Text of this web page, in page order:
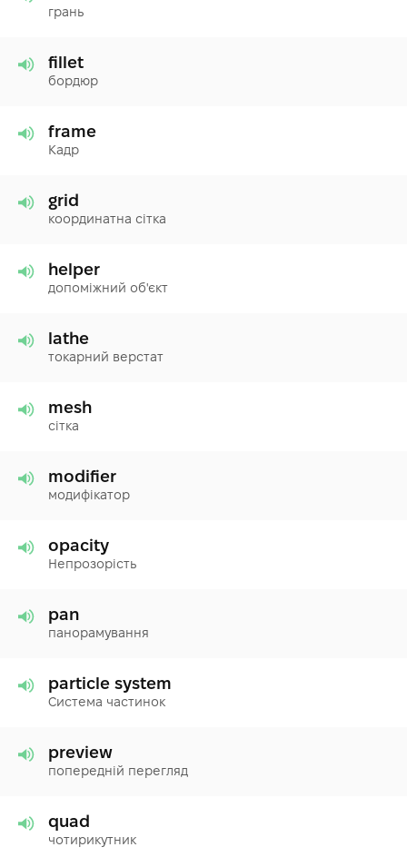
грань
fillet
бордюр
frame
Кадр
grid
координатна сітка
helper
допоміжний об'єкт
lathe
токарний верстат
mesh
сітка
modifier
модифікатор
opacity
Непрозорість
pan
панорамування
particle system
Система частинок
preview
попередній перегляд
quad
чотирикутник